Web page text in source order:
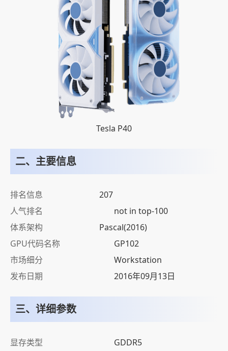
Tesla P40
二、主要信息
排名信息
207
人气排名
not in top-100
体系架构
Pascal(2016)
GPU代码名称
GP102
市场细分
Workstation
发布日期
2016年09月13日
三、详细参数
显存类型
GDDR5